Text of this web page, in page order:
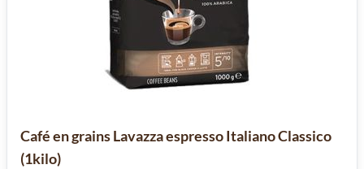
Café en grains Lavazza espresso Italiano Classico
(1kilo)